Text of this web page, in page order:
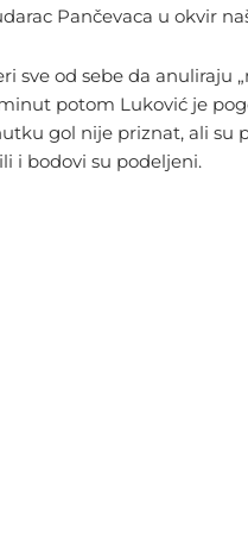
Pančevaca u okvir
sve od sebe da anuliraju
potom Luković je
gol nije priznat, ali
i bodovi su podeljeni.